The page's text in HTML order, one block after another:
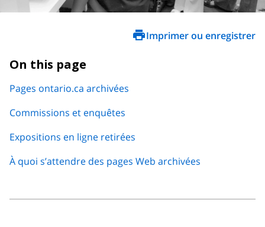
Imprimer ou enregistrer
On this page
Pages ontario.ca archivées
Commissions et enquêtes
Expositions en ligne retirées
À quoi s’attendre des pages Web archivées